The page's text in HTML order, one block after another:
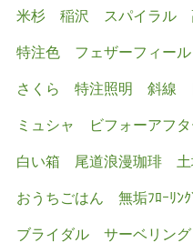
米杉
稲沢 スパイラル
特注色
フェザーフィール
さくら
特注照明 斜線
ミュシャ
ビフォーアフ
白い箱
尾道浪漫珈琲
おうちごはん
無垢ﾌﾛｰﾘﾝｸ
ブライダル
サーベリング